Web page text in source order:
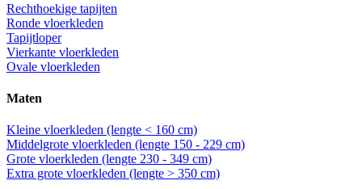
Rechthoekige tapijten
Ronde vloerkleden
Tapijtloper
Vierkante vloerkleden
Ovale vloerkleden
Maten
Kleine vloerkleden (lengte < 160 cm)
Middelgrote vloerkleden (lengte 150 - 229 cm)
Grote vloerkleden (lengte 230 - 349 cm)
Extra grote vloerkleden (lengte > 350 cm)